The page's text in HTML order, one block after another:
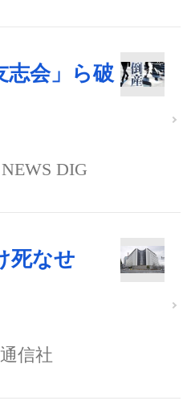
志会」ら破
DIG
死なせ
信社